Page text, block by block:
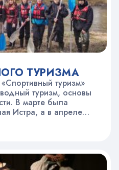
ТУРИЗМА
туризм»
туризм, основы
В марте была
Истра, а в апреле
под руководством
баллоны, поочередно
по кухне, ходить